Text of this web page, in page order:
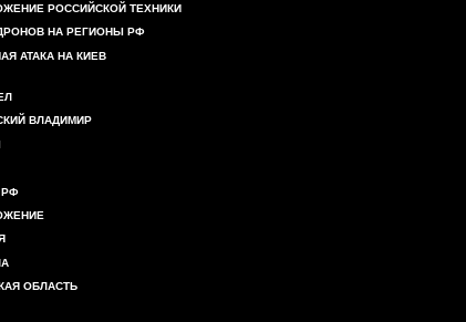
РОССИЙСКОЙ ТЕХНИКИ
НА РЕГИОНЫ РФ
АТАКА НА КИЕВ
ВЛАДИМИР
РФ
ОБЛАСТЬ